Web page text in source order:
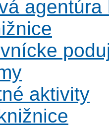
agentúra
aktivity